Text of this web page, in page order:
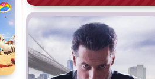
Про апокалипсис
Про ведьм
Про гонки